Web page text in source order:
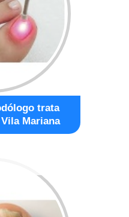
trata
Mariana